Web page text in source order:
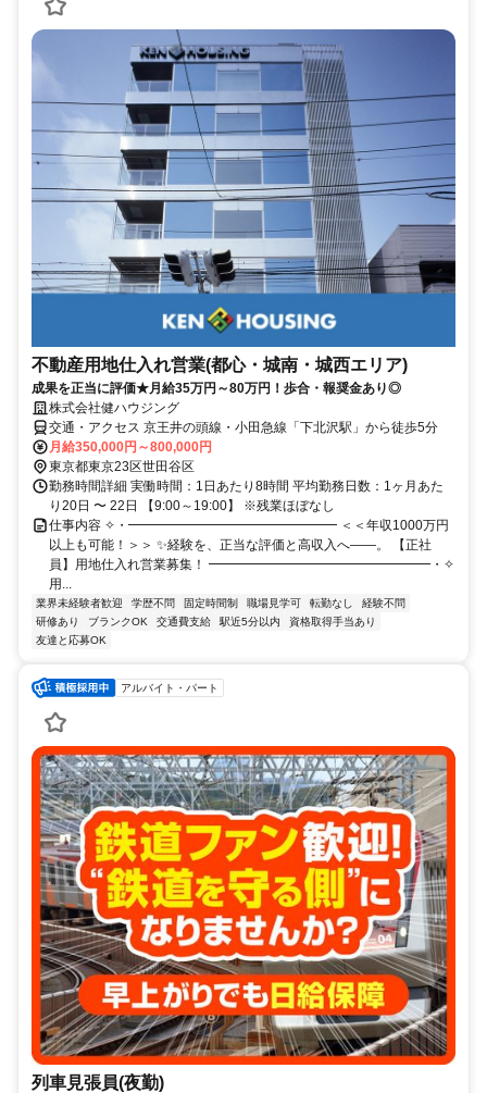
不動産用地仕入れ営業(都心・城南・城西エリア)
成果を正当に評価★月給35万円～80万円！歩合・報奨金あり◎
株式会社健ハウジング
交通・アクセス 京王井の頭線・小田急線「下北沢駅」から徒歩5分
月給350,000円～800,000円
東京都東京23区世田谷区
勤務時間詳細 実働時間：1日あたり8時間 平均勤務日数：1ヶ月あた
り20日 〜 22日 【9:00～19:00】 ※残業ほぼなし
仕事内容 ✧・━━━━━━━━━━━━━━━━ ＜＜年収1000万円
以上も可能！＞＞ ✨経験を、正当な評価と高収入へ――。 【正社
員】用地仕入れ営業募集！ ━━━━━━━━━━━━━━━━━・✧
用...
業界未経験者歓迎 学歴不問 固定時間制 職場見学可 転勤なし
経験不問
研修あり
ブランクOK 交通費支給 駅近5分以内
資格取得手当あり
友達と応募OK
アルバイト・パート
列車見張員(夜勤)